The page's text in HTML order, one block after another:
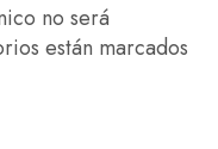
no será
están marcados